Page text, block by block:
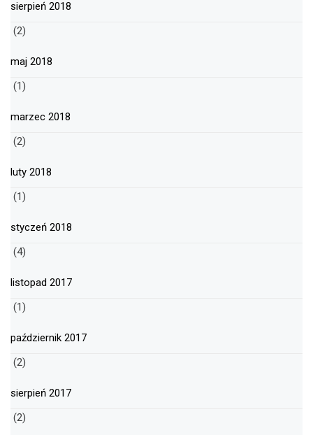
sierpień 2018
(2)
maj 2018
(1)
marzec 2018
(2)
luty 2018
(1)
styczeń 2018
(4)
listopad 2017
(1)
październik 2017
(2)
sierpień 2017
(2)